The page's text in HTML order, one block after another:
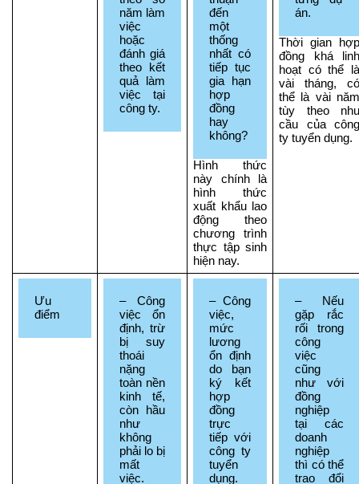
năm làm
việc
hoặc
đánh giá
theo kết
quả làm
việc tại
công ty.
đến
một
thống
nhất có
tiếp tục
gia hạn
hợp
đồng
hay
không?
Hình thức
này chính là
hình thức
xuất khẩu lao
động theo
chương trình
thực tập sinh
hiện nay.
án.
Thời gian
đồng khá
hoạt có thể
vài tháng,
thể là vài
tùy theo
cầu của
ty tuyển dụng.
Ưu
điểm
– Công
việc ổn
định, trừ
bị suy
thoái
nặng
toàn nền
kinh tế,
còn hầu
như
không
phải lo bị
mất
việc.
– Công
việc,
mức
lương
ổn định
do bạn
ký kết
hợp
đồng
trực
tiếp với
công ty
tuyển
dụng.
– Nếu
gặp rắc
rối trong
công
việc
cũng
như với
đồng
nghiệp
tại các
doanh
nghiệp
thì có thể
trao đổi